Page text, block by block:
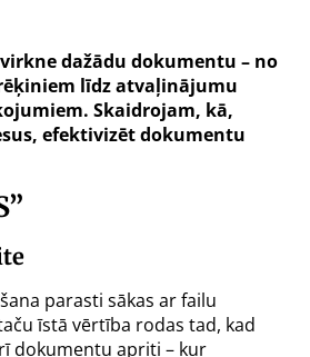
dažādu dokumentu – no
līdz atvaļinājumu
Skaidrojam, kā,
efektivizēt dokumentu
parasti sākas ar failu
īstā vērtība rodas tad, kad
dokumentu apriti – kur